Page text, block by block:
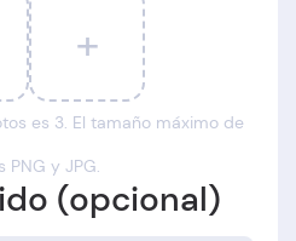
+
es 3. El tamaño máximo de
PNG y JPG.
(opcional)